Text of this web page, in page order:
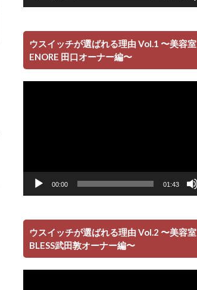
ウスイッチが選ばれる理由 Vol.1 〜美容室
ENORE 田口オーナー編〜
動
00:00 01:43
ウスイッチが選ばれる理由 Vol.2 〜美容室
BLESS武田敦オーナー編〜
動